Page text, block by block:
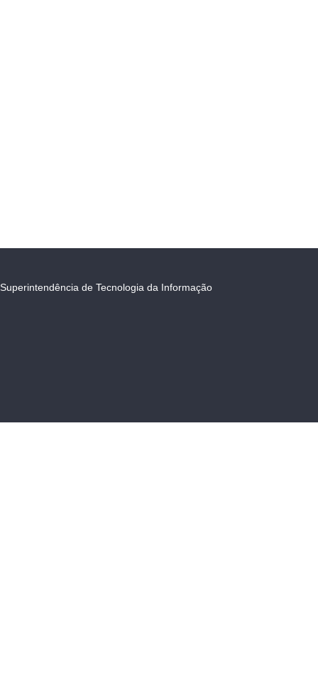
Superintendência de Tecnologia da Informação